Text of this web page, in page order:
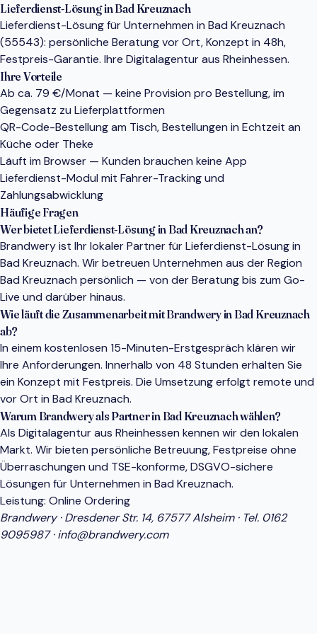
Lieferdienst-Lösung in Bad Kreuznach
Lieferdienst-Lösung für Unternehmen in Bad Kreuznach
(55543): persönliche Beratung vor Ort, Konzept in 48h,
Festpreis-Garantie. Ihre Digitalagentur aus Rheinhessen.
Ihre Vorteile
Ab ca. 79 €/Monat — keine Provision pro Bestellung, im
Gegensatz zu Lieferplattformen
QR-Code-Bestellung am Tisch, Bestellungen in Echtzeit an
Küche oder Theke
Läuft im Browser — Kunden brauchen keine App
Lieferdienst-Modul mit Fahrer-Tracking und
Zahlungsabwicklung
Häufige Fragen
Wer bietet Lieferdienst-Lösung in Bad Kreuznach an?
Brandwery ist Ihr lokaler Partner für Lieferdienst-Lösung in
Bad Kreuznach. Wir betreuen Unternehmen aus der Region
Bad Kreuznach persönlich — von der Beratung bis zum Go-
Live und darüber hinaus.
Wie läuft die Zusammenarbeit mit Brandwery in Bad Kreuznach
ab?
In einem kostenlosen 15-Minuten-Erstgespräch klären wir
Ihre Anforderungen. Innerhalb von 48 Stunden erhalten Sie
ein Konzept mit Festpreis. Die Umsetzung erfolgt remote und
vor Ort in Bad Kreuznach.
Warum Brandwery als Partner in Bad Kreuznach wählen?
Als Digitalagentur aus Rheinhessen kennen wir den lokalen
Markt. Wir bieten persönliche Betreuung, Festpreise ohne
Überraschungen und TSE-konforme, DSGVO-sichere
Lösungen für Unternehmen in Bad Kreuznach.
Leistung: Online Ordering
Brandwery · Dresdener Str. 14, 67577 Alsheim · Tel. 0162
9095987·info@brandwery.com